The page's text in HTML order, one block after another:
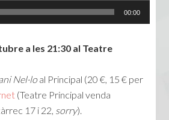
00:00
a les 21:30 al Teatre
Nel·lo al Principal (20 €, 15 € per
(Teatre Principal venda
17 i 22, sorry).